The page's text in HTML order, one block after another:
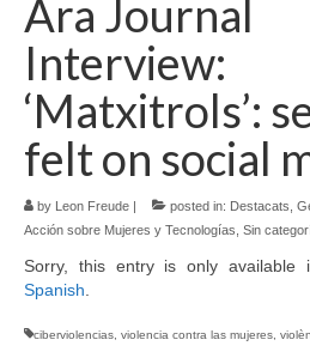
Language:
Ara Journal
Interview:
‘Matxitrols’:
felt on social
by Leon Freude | posted in: Destacats
Acción sobre Mujeres y Tecnologías Sin
Sorry, this entry is only
Spanish
ciberviolencias violencia contra las mujeres